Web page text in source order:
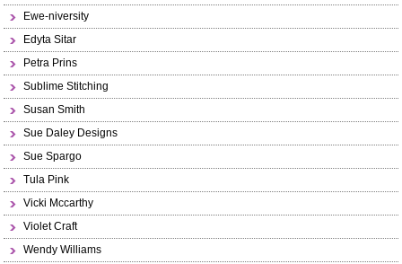
Ewe-niversity
Edyta Sitar
Petra Prins
Sublime Stitching
Susan Smith
Sue Daley Designs
Sue Spargo
Tula Pink
Vicki Mccarthy
Violet Craft
Wendy Williams